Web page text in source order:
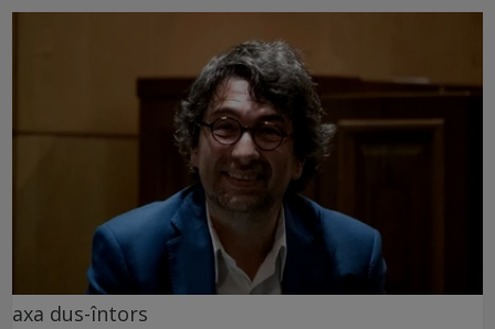
axa dus-întors